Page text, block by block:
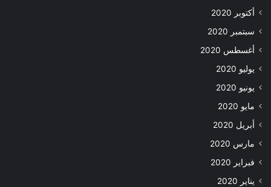
أكتوبر 2020
سبتمبر 2020
أغسطس 2020
يوليو 2020
يونيو 2020
مايو 2020
أبريل 2020
مارس 2020
فبراير 2020
يناير 2020